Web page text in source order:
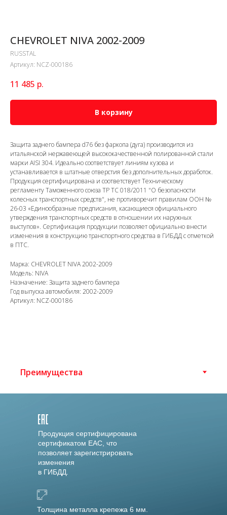
CHEVROLET NIVA 2002-2009
RUSSTAL
Артикул: NCZ-000186
11 485 р.
В корзину
Защита заднего бампера d76 без фаркопа (дуга) производится из
итальянской нержавеющей высококачественной полированной стали
марки AISI 304. Идеально соответствует линиям кузова и
устанавливается в штатные отверстия без дополнительных доработок.
Продукция сертифицирована и соответствует Техническому
регламенту Таможенного союза ТР ТС 018/2011 "О безопасности
колесных транспортных средств", не противоречит правилам ООН №
26-03 «Единообразные предписания, касающиеся официального
утверждения транспортных средств в отношении их наружных
выступов». Сертификация продукции позволяет официально внести
изменения в конструкцию транспортного средства в ГИБДД с отметкой
в ПТС.
Марка: CHEVROLET NIVA 2002-2009
Модель: NIVA
Назначение: Защита заднего бампера
Год выпуска автомобиля: 2002-2009
Артикул: NCZ-000186
Толщина металла крепежа 6 мм.
Продукция сертифицирована
сертификатом EAC, что
позволяет зарегистрировать
изменения
в ГИБДД.